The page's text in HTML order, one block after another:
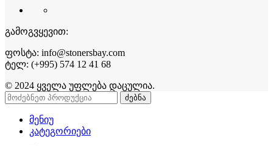
გამოგვყევით:
ფოსტა: info@stonersbay.com
ტელ: (+995) 574 12 41 68
© 2024 ყველა უფლება დაცულია.
ძებნა
მენიუ
კატეგორიები